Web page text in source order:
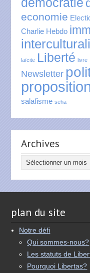
economie
Charlie Hebdo
laïcite Liberté livre
Newsletter
salafisme seha
Archives
Archives
plan du site
Notre défi
Qui sommes-nous?
Les statuts de
Pourquoi Libertas?